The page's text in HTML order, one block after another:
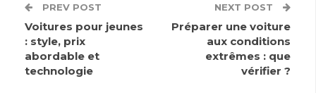
PREV POST
Voitures pour jeunes
: style, prix
abordable et
technologie
NEXT POST
Préparer une voiture
aux conditions
extrêmes : que
vérifier ?